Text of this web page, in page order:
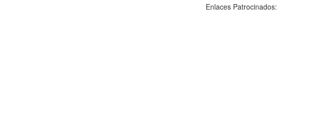
Enlaces Patrocinados: